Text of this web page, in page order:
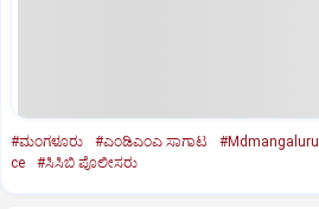
#ಮಂಗಳೂರು #ಎಂಡಿಎಂಎ ಸಾಗಾಟ #Mdmangaluru
ce
#ಸಿಸಿಬಿ ಪೊಲೀಸರು